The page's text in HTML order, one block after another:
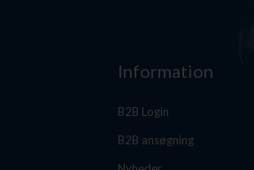
Information
B2B Login
B2B ansøgning